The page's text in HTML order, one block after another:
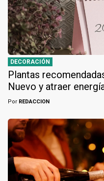
DECORACIÓN
Plantas
Nuevo y atraer
Por REDACCION